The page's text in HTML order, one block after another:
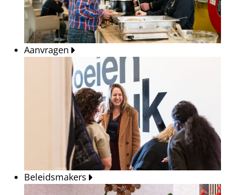
Aanvragen
Beleidsmakers